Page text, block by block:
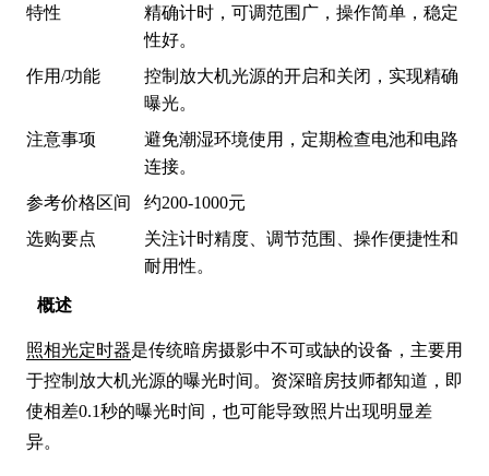
概述
照相光定时器是传统暗房摄影中不可或缺的设备，主要用
于控制放大机光源的曝光时间。资深暗房技师都知道，即
使相差0.1秒的曝光时间，也可能导致照片出现明显差
异。
特性
精确计时，可调范围广，操作简单，稳定
性好。
作用/功能
控制放大机光源的开启和关闭，实现精确
曝光。
注意事项
避免潮湿环境使用，定期检查电池和电路
连接。
参考价格区间
约200-1000元
选购要点
关注计时精度、调节范围、操作便捷性和
耐用性。